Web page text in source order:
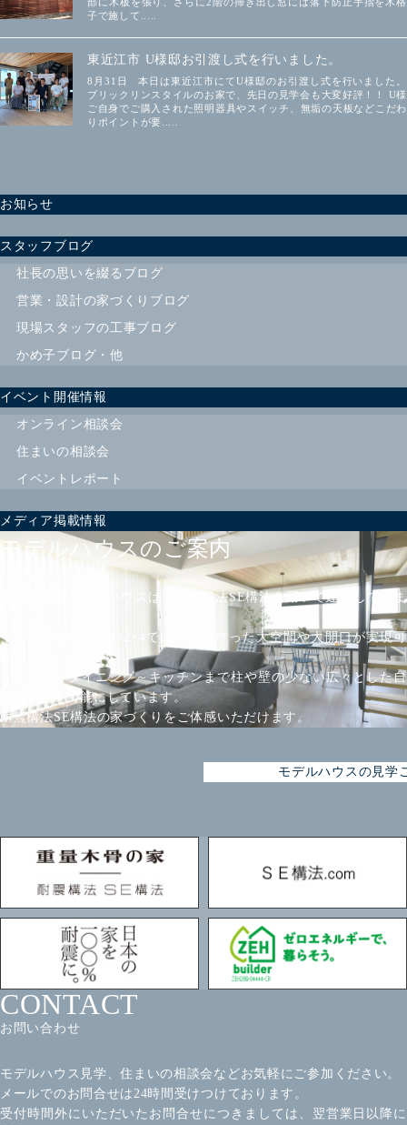
子で施して.....
東近江市 U様邸お引渡し式を行いました。
8月31日 本日は東近江市にてU様邸のお引渡し式を行いました。
ブリックリンスタイルのお家で、先日の見学会も大変好評！！ U様
ご自身でご購入された照明器具やスイッチ、無垢の天板などこだわ
りポイントが要.....
お知らせ
スタッフブログ
社長の思いを綴るブログ
営業・設計の家づくりブログ
現場スタッフの工事ブログ
かめ子ブログ・他
イベント開催情報
オンライン相談会
住まいの相談会
イベントレポート
メディア掲載情報
モデルハウスのご案内
楠亀工務店モデルハウスは、耐震構法SE構法を用いて建築していま
今までの在来木造や2×4では不可能だった大空間や大開口が実現可
リビング～ダイニング～キッチンまで柱や壁の少ない広々とした自
由な空間を可能にしています。
耐震構法SE構法の家づくりをご体感いただけます。
モデルハウスの見学
お問い合わせ
CONTACT
モデルハウス見学、住まいの相談会などお気軽にご参加ください。
メールでのお問合せは24時間受けつけております。
受付時間外にいただいたお問合せにつきましては、翌営業日以降に